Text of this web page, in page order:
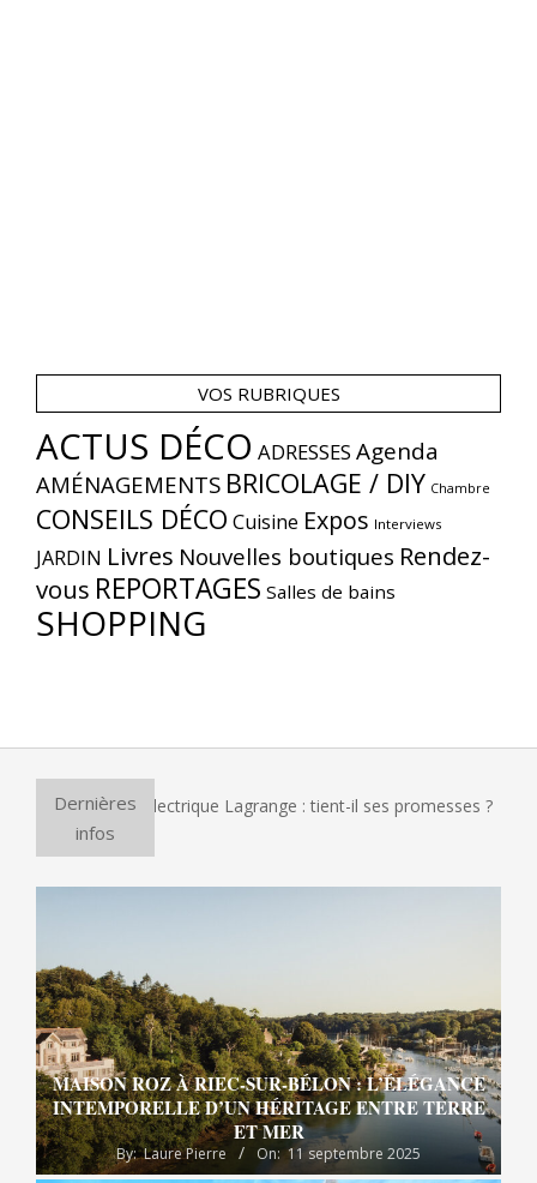
VOS RUBRIQUES
ACTUS DÉCO ADRESSES Agenda
AMÉNAGEMENTS BRICOLAGE / DIY Chambre
CONSEILS DÉCO Cuisine Expos Interviews
JARDIN Livres Nouvelles boutiques Rendez-
vous REPORTAGES Salles de bains
SHOPPING
Dernières
infos
à pizza électrique Lagrange : tient-il ses promesses ?
MAISON ROZ À RIEC-SUR-BÉLON : L’ÉLÉGANCE
INTEMPORELLE D’UN HÉRITAGE ENTRE TERRE
ET MER
By: Laure Pierre On: 11 septembre 2025